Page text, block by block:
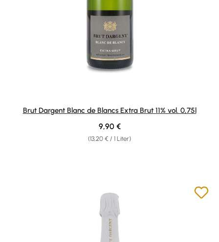
Brut Dargent Blanc de Blancs Extra Brut 11% vol. 0,75l
(13,20 € / 1 Liter)
Regulärer Preis:
9,90 €